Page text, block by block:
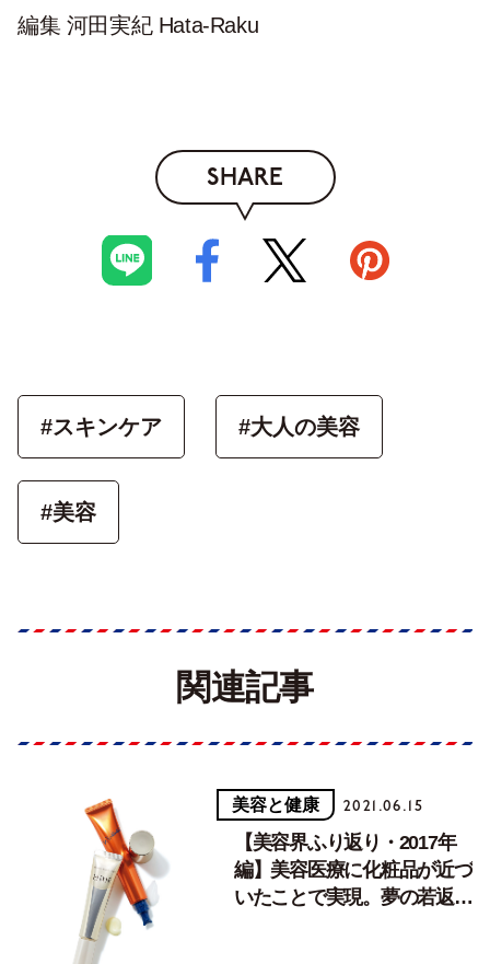
編集 河田実紀 Hata-Raku
SHARE
#スキンケア #大人の美容
#美容
関連記事
美容と健康 2021.06.15
【美容界ふり返り・2017年
編】美容医療に化粧品が近づ
いたことで実現。夢の若返り